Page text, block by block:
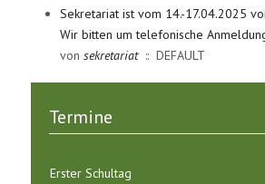
Sekretariat ist vom 14.-17.04.2025
Wir bitten um telefonische
von sekretariat:: DEFAULT
Termine
Erster Schultag